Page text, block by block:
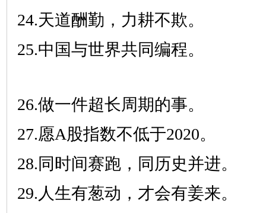
24.天道酬勤，力耕不欺。
25.中国与世界共同编程。
26.做一件超长周期的事。
27.愿A股指数不低于2020。
28.同时间赛跑，同历史并进。
29.人生有葱动，才会有姜来。